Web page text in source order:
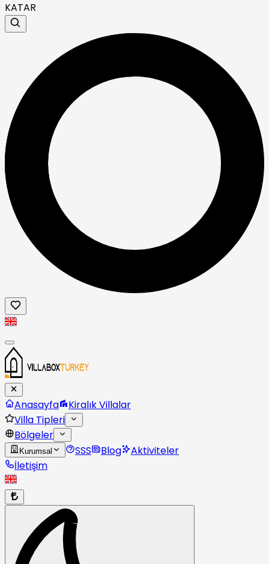
KATAR
Anasayfa
Kiralık Villalar
Villa Tipleri
Bölgeler
Kurumsal SSS Blog
Aktiviteler
İletişim